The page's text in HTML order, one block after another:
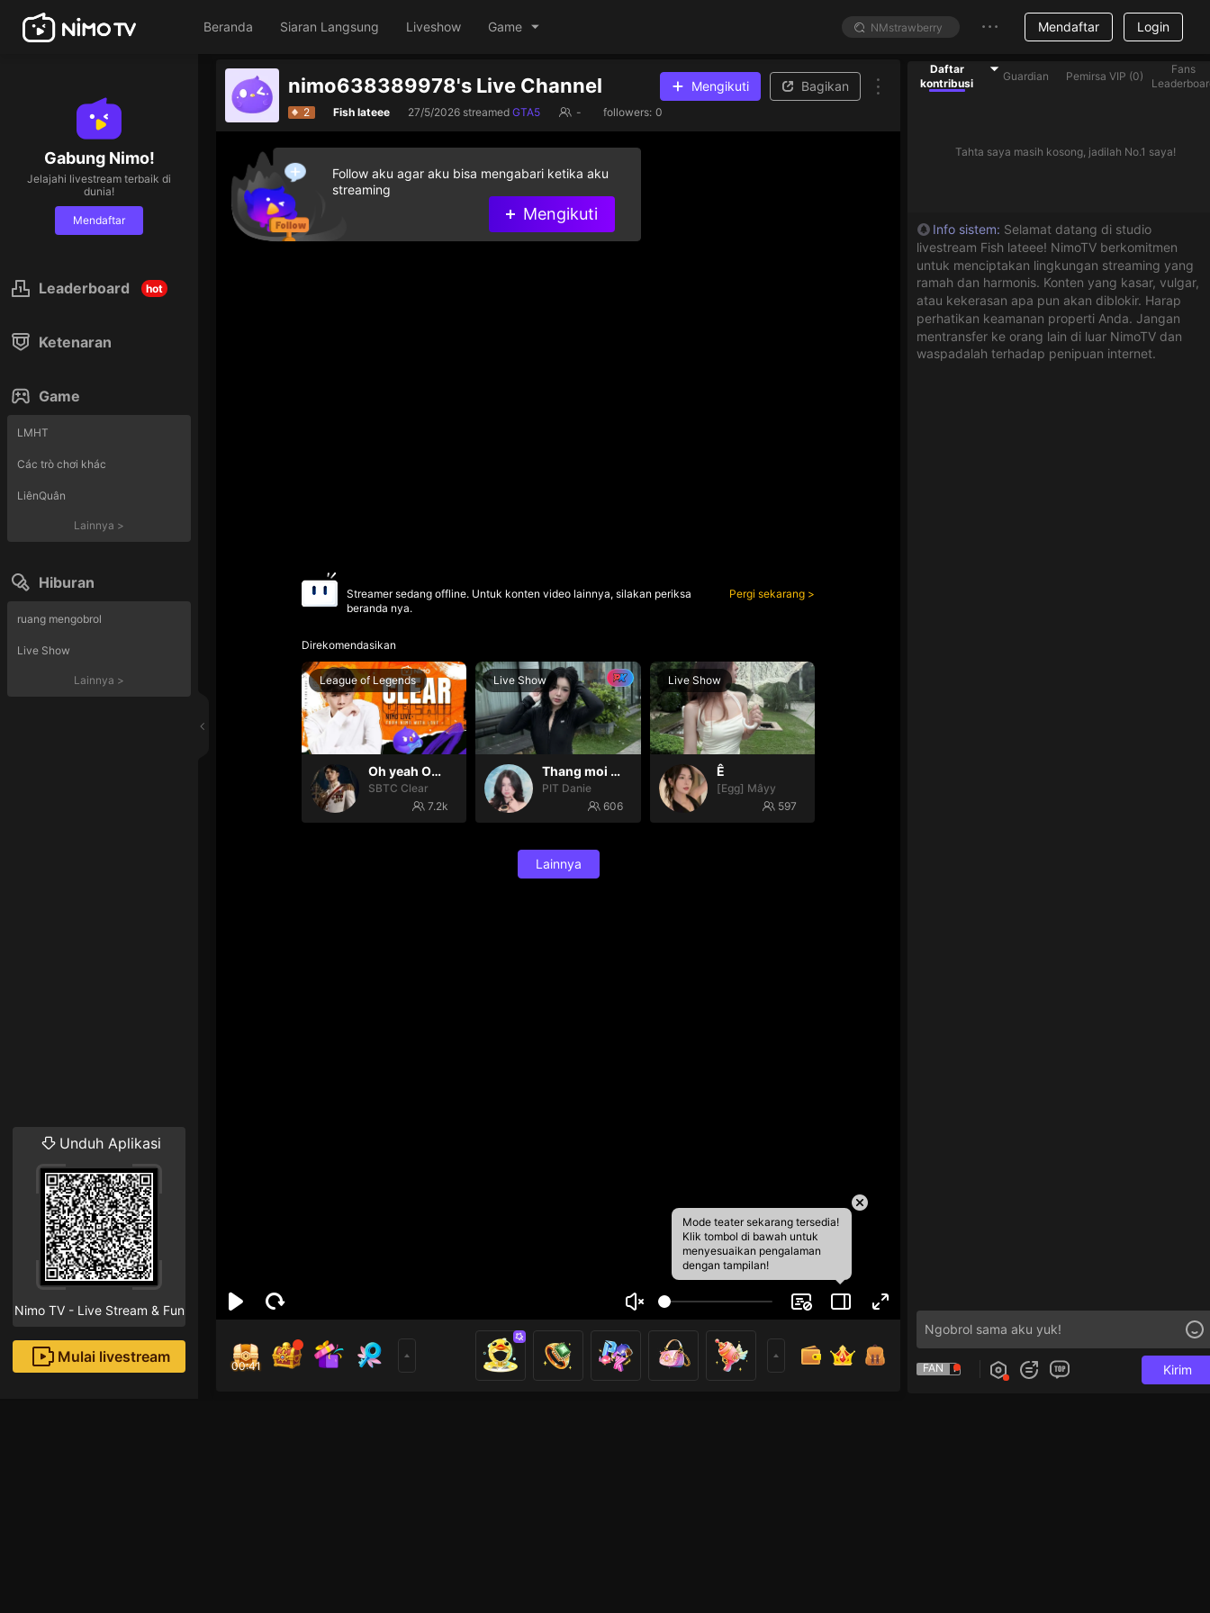
Beranda Siaran Langsung Liveshow Game Mendaftar Login
Gabung Nimo!
Jelajahi livestream terbaik di
dunia!
Mendaftar
Leaderboard hot
Ketenaran
Game
LMHT
Các trò chơi khác
LiênQuân
Lainnya >
Hiburan
ruang mengobrol
Live Show
Lainnya >
Unduh Aplikasi
Nimo TV - Live Stream & Fun
Mulai livestream
nimo638389978's Live Channel Mengikuti Bagikan
2 Fish lateee 27/5/2026 streamedGTA5 - followers: 0
Mode teater sekarang tersedia!
Klik tombol di bawah untuk
menyesuaikan pengalaman
dengan tampilan!
Streamer sedang offline. Untuk konten video lainnya, silakan periksa
beranda nya.
Pergi sekarang
Direkomendasikan
League of Legends
Oh yeah Oh yeah
SBTC Clear
7.2k
Live Show
Thang moi dom dom
PIT Danie
606
Live Show
Ê
[Egg] Mâyy
597
Lainnya
00:40
Follow aku agar aku bisa mengabari ketika aku
streaming
Mengikuti
Daftar
kontribusi
Guardian Pemirsa VIP (0)
Fans
Tahta saya masih kosong, jadilah No.1 saya!
Info sistem: Selamat datang di studio
livestream Fish lateee! NimoTV berkomitmen
untuk menciptakan lingkungan streaming yang
ramah dan harmonis. Konten yang kasar, vulgar,
atau kekerasan apa pun akan diblokir. Harap
perhatikan keamanan properti Anda. Jangan
mentransfer ke orang lain di luar NimoTV dan
waspadalah terhadap penipuan internet.
FAN Kirim